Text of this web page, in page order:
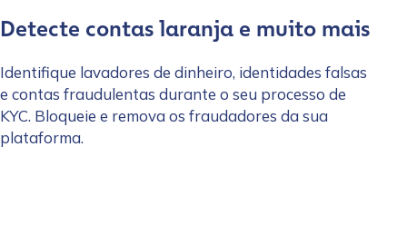
Detecte contas laranja e muito mais
Identifique lavadores de dinheiro, identidades falsas
e contas fraudulentas durante o seu processo de
KYC. Bloqueie e remova os fraudadores da sua
plataforma.